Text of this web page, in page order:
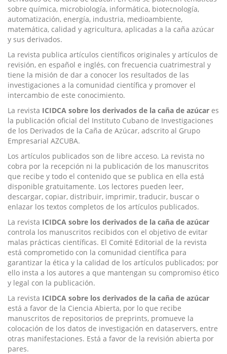
sobre química, microbiología, informática, biotecnología,
automatización, energía, industria, medioambiente,
matemática, calidad y agricultura, aplicadas a la caña azúcar
y sus derivados.
La revista publica artículos científicos originales y artículos de
revisión, en español e inglés, con frecuencia cuatrimestral y
tiene la misión de dar a conocer los resultados de las
investigaciones a la comunidad científica y promover el
intercambio de este conocimiento.
La revista ICIDCA sobre los derivados de la caña de azúcar es
la publicación oficial del Instituto Cubano de Investigaciones
de los Derivados de la Caña de Azúcar, adscrito al Grupo
Empresarial AZCUBA.
Los artículos publicados son de libre acceso. La revista no
cobra por la recepción ni la publicación de los manuscritos
que recibe y todo el contenido que se publica en ella está
disponible gratuitamente. Los lectores pueden leer,
descargar, copiar, distribuir, imprimir, traducir, buscar o
enlazar los textos completos de los artículos publicados.
La revista ICIDCA sobre los derivados de la caña de azúcar
controla los manuscritos recibidos con el objetivo de evitar
malas prácticas científicas. El Comité Editorial de la revista
está comprometido con la comunidad científica para
garantizar la ética y la calidad de los artículos publicados; por
ello insta a los autores a que mantengan su compromiso ético
y legal con la publicación.
La revista ICIDCA sobre los derivados de la caña de azúcar
está a favor de la Ciencia Abierta, por lo que recibe
manuscritos de repositorios de preprints, promueve la
colocación de los datos de investigación en dataservers, entre
otras manifestaciones. Está a favor de la revisión abierta por
pares.